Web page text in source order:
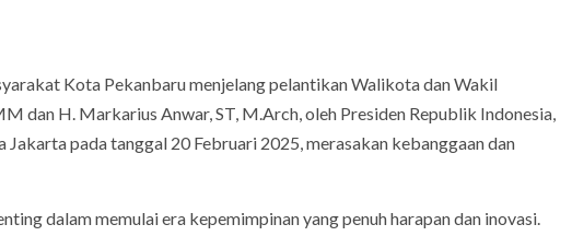
Kota Pekanbaru menjelang pelantikan Walikota dan Wakil
dan H. Markarius Anwar, ST, M.Arch, oleh Presiden Republik Indonesia,
pada tanggal 20 Februari 2025, merasakan kebanggaan dan
dalam memulai era kepemimpinan yang penuh harapan dan inovasi.